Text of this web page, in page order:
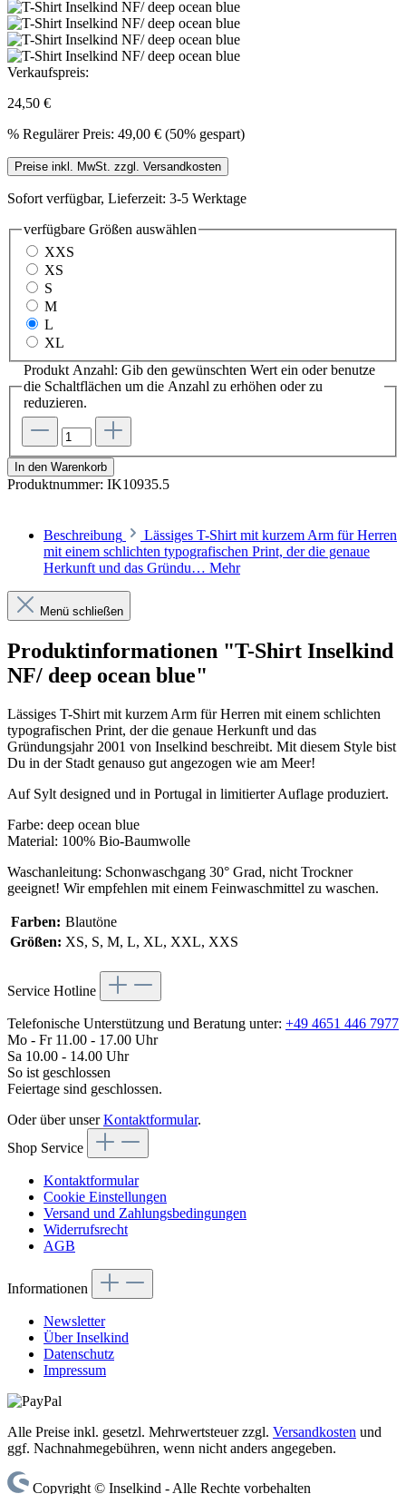
Verkaufspreis:
24,50 €
% Regulärer Preis: 49,00 € (50% gespart)
Preise inkl. MwSt. zzgl. Versandkosten
Sofort verfügbar, Lieferzeit: 3-5 Werktage
verfügbare Größen auswählen
XXS
XS
S
M
L
XL
Produkt Anzahl: Gib den gewünschten Wert ein oder benutze
die Schaltflächen um die Anzahl zu erhöhen oder zu
reduzieren.
In den Warenkorb
Produktnummer: IK10935.5
Beschreibung
Lässiges T-Shirt mit kurzem Arm für Herren
mit einem schlichten typografischen Print, der die genaue
Herkunft und das Gründu… Mehr
Menü schließen
Produktinformationen "T-Shirt Inselkind
NF/ deep ocean blue"
Lässiges T-Shirt mit kurzem Arm für Herren mit einem schlichten
typografischen Print, der die genaue Herkunft und das
Gründungsjahr 2001 von Inselkind beschreibt. Mit diesem Style bist
Du in der Stadt genauso gut angezogen wie am Meer!
Auf Sylt designed und in Portugal in limitierter Auflage produziert.
Farbe: deep ocean blue
Material: 100% Bio-Baumwolle
Waschanleitung: Schonwaschgang 30° Grad, nicht Trockner
geeignet! Wir empfehlen mit einem Feinwaschmittel zu waschen.
Farben: Blautöne
Größen: XS, S, M, L, XL, XXL, XXS
Service Hotline
Telefonische Unterstützung und Beratung unter: +49 4651 446 7977
Mo - Fr 11.00 - 17.00 Uhr
Sa 10.00 - 14.00 Uhr
So ist geschlossen
Feiertage sind geschlossen.
Oder über unserKontaktformular.
Shop Service
Kontaktformular
Cookie Einstellungen
Versand und Zahlungsbedingungen
Widerrufsrecht
AGB
Informationen
Newsletter
Über Inselkind
Datenschutz
Impressum
Alle Preise inkl. gesetzl. Mehrwertsteuer zzgl. Versandkosten und
ggf. Nachnahmegebühren, wenn nicht anders angegeben.
Copyright © Inselkind - Alle Rechte vorbehalten